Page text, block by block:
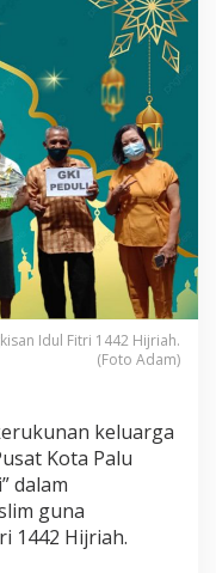
Idul Fitri 1442 Hijriah.
(Foto Adam)
keluarga
Kota Palu
dalam
guna
1442 Hijriah.